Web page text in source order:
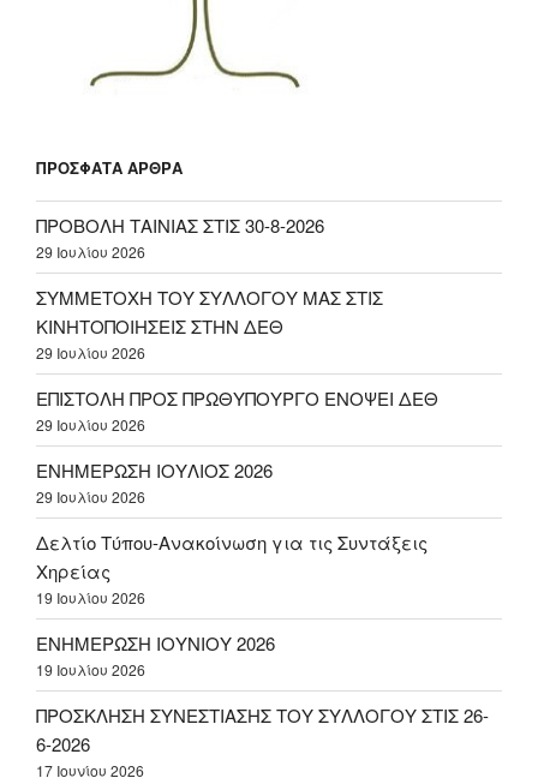
ΠΡΌΣΦΑΤΑ ΆΡΘΡΑ
ΠΡΟΒΟΛΗ ΤΑΙΝΙΑΣ ΣΤΙΣ 30-8-2026
29 Ιουλίου 2026
ΣΥΜΜΕΤΟΧΗ ΤΟΥ ΣΥΛΛΟΓΟΥ ΜΑΣ ΣΤΙΣ
ΚΙΝΗΤΟΠΟΙΗΣΕΙΣ ΣΤΗΝ ΔΕΘ
29 Ιουλίου 2026
ΕΠΙΣΤΟΛΗ ΠΡΟΣ ΠΡΩΘΥΠΟΥΡΓΟ ΕΝΟΨΕΙ ΔΕΘ
29 Ιουλίου 2026
ΕΝΗΜΕΡΩΣΗ ΙΟΥΛΙΟΣ 2026
29 Ιουλίου 2026
Δελτίο Τύπου-Ανακοίνωση για τις Συντάξεις
Χηρείας
19 Ιουλίου 2026
ΕΝΗΜΕΡΩΣΗ ΙΟΥΝΙΟΥ 2026
19 Ιουλίου 2026
ΠΡΟΣΚΛΗΣΗ ΣΥΝΕΣΤΙΑΣΗΣ ΤΟΥ ΣΥΛΛΟΓΟΥ ΣΤΙΣ 26-
6-2026
17 Ιουνίου 2026